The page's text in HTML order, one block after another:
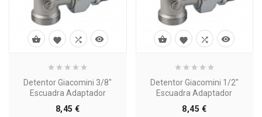
Detentor Giacomini 3/8"
Escuadra Adaptador
8,45 €Precio
   
Detentor Giacomini 1/2"
Escuadra Adaptador
8,45 €Precio
   